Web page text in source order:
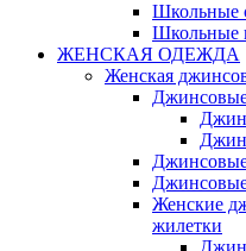
Школьные
Школьные
ЖЕНСКАЯ ОДЕЖДА
Женская
Женские
жилетки